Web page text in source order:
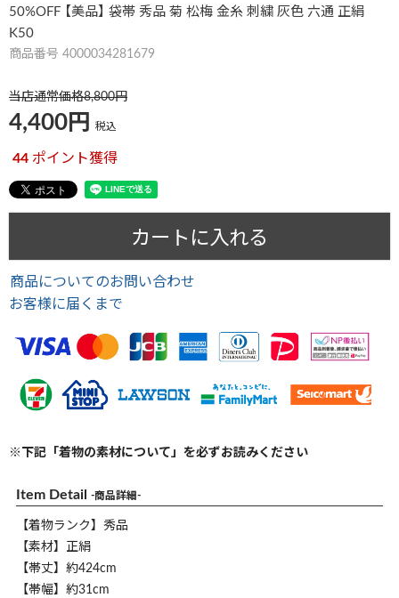
50%OFF 【美品】 袋帯 秀品 菊 松梅 金糸 刺繍 灰色 六通 正絹
K50
商品番号 4000034281679
当店通常価格8,800
4,400 税込
44 ポイント獲得
カートに入れる
商品についてのお問い合わせ
お客様に届くまで
※下記「着物の素材について」を必ずお読みください
Item Detail -商品詳細-
【着物ランク】秀品
【素材】正絹
【帯丈】約424cm
【帯幅】約31cm